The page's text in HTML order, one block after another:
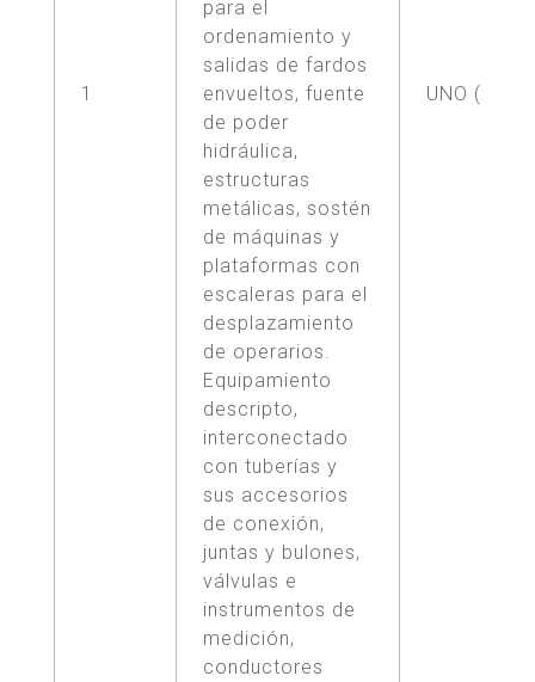
1
para el
ordenamiento y
salidas de fardos
envueltos, fuente
de poder
hidráulica,
estructuras
metálicas, sostén
de máquinas y
plataformas con
escaleras para el
desplazamiento
de operarios.
Equipamiento
descripto,
interconectado
con tuberías y
sus accesorios
de conexión,
juntas y bulones,
válvulas e
instrumentos de
medición,
conductores
UNO (1)